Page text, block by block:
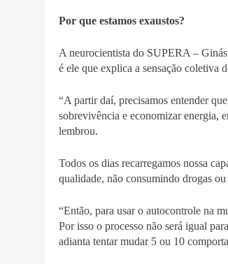
Por que estamos exaustos?
A neurocientista do SUPERA –
é ele que explica a sensação coletiva
“A partir daí, precisamos entender
sobrevivência e economizar energia,
lembrou.
Todos os dias recarregamos nossa
qualidade, não consumindo drogas
“Então, para usar o autocontrole na
Por isso o processo não será igual
adianta tentar mudar 5 ou 10